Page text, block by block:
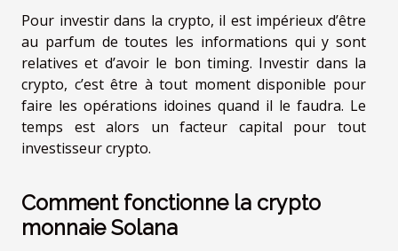
Pour investir dans la crypto, il est impérieux d’être
au parfum de toutes les informations qui y sont
relatives et d’avoir le bon timing. Investir dans la
crypto, c’est être à tout moment disponible pour
faire les opérations idoines quand il le faudra. Le
temps est alors un facteur capital pour tout
investisseur crypto.
Comment fonctionne la crypto
monnaie Solana